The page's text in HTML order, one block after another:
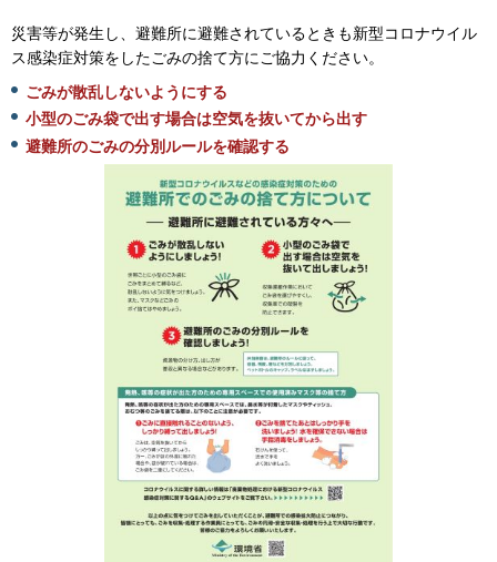
災害等が発生し、避難所に避難されているときも新型コロナウイル
ス感染症対策をしたごみの捨て方にご協力ください。
ごみが散乱しないようにする
小型のごみ袋で出す場合は空気を抜いてから出す
避難所のごみの分別ルールを確認する